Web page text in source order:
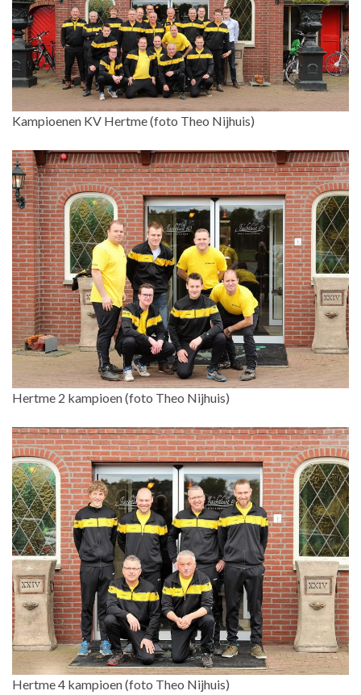
Kampioenen KV Hertme (foto Theo Nijhuis)
Hertme 2 kampioen (foto Theo Nijhuis)
Hertme 4 kampioen (foto Theo Nijhuis)